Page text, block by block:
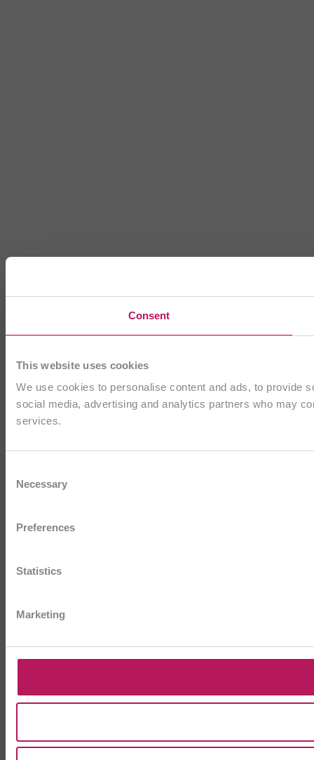
Consent
This website uses cookies
We use cookies to personalise content and ads, to provide
social media, advertising and analytics partners who may
services.
Selection
Necessary
Preferences
Statistics
Marketing